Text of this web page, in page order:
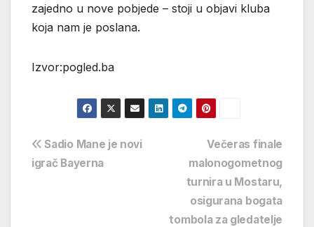
zajedno u nove pobjede – stoji u objavi kluba
koja nam je poslana.
Izvor:pogled.ba
Navigacija
objava
Večeras finale
malonogometnog
turnira u Mostaru,
osigurana bogata
tombola za gledatelje
Sadio Mane je novi
igrač Bayerna